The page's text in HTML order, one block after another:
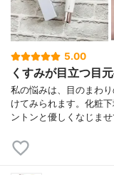
5.00
くすみが目立つ目
私の悩みは、目のまわ
けてみられます。化粧
ントンと優しくなじま